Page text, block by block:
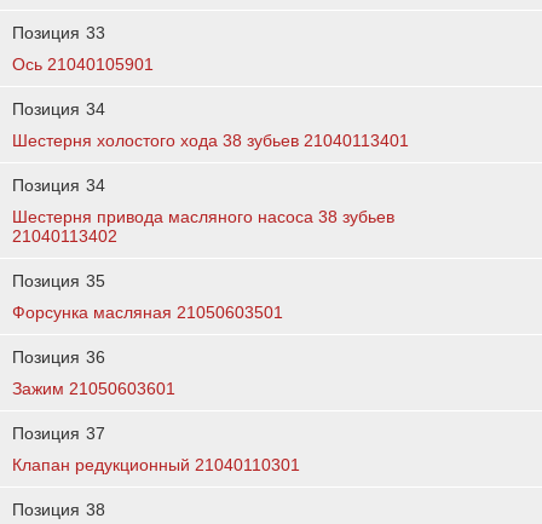
Позиция 33
Ось 21040105901
Позиция 34
Шестерня холостого хода 38 зубьев 21040113401
Позиция 34
Шестерня привода масляного насоса 38 зубьев
21040113402
Позиция 35
Форсунка масляная 21050603501
Позиция 36
Зажим 21050603601
Позиция 37
Клапан редукционный 21040110301
Позиция 38